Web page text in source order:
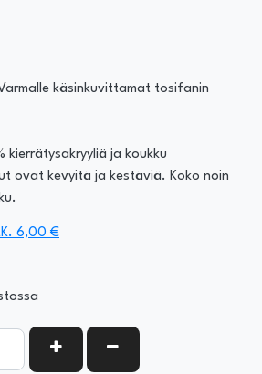
Varmalle käsinkuvittamat tosifanin
kierrätysakryyliä ja koukku
ovat kevyitä ja kestäviä. Koko noin
6,00 €
KASVATA MÄÄRÄÄ
VÄHENNÄ MÄÄRÄÄ